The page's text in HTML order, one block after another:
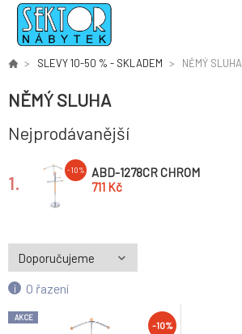
SLEVY 10-50 % - SKLADEM NĚMÝ SLUHA
NĚMÝ SLUHA
Nejprodávanější
1.
-10%
ABD-1278CR CHROM
711 Kč
O řazení
AKCE
-10%